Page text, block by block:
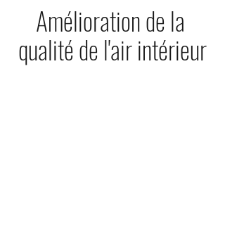
Amélioration de la
qualité de l'air intérieur